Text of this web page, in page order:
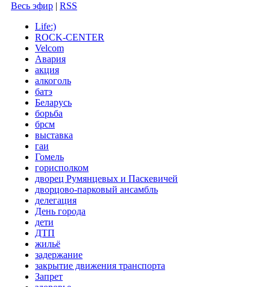
Весь эфир | RSS
Life:)
ROCK-CENTER
Velcom
Авария
акция
алкоголь
батэ
Беларусь
борьба
брсм
выставка
гаи
Гомель
горисполком
дворец Румянцевых и Паскевичей
дворцово-парковый ансамбль
делегация
День города
дети
ДТП
жильё
задержание
закрытие движения транспорта
Запрет